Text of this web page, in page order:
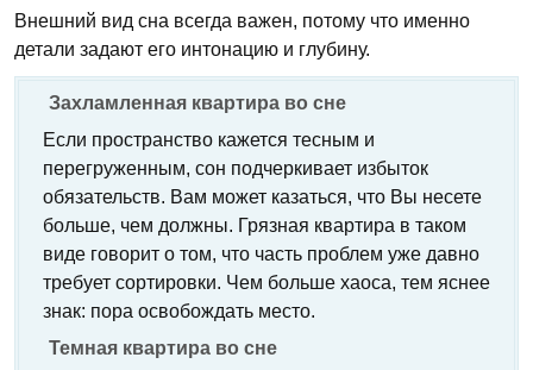
Внешний вид сна всегда важен, потому что именно
детали задают его интонацию и глубину.
Захламленная квартира во сне
Если пространство кажется тесным и
перегруженным, сон подчеркивает избыток
обязательств. Вам может казаться, что Вы несете
больше, чем должны. Грязная квартира в таком
виде говорит о том, что часть проблем уже давно
требует сортировки. Чем больше хаоса, тем яснее
знак: пора освобождать место.
Темная квартира во сне